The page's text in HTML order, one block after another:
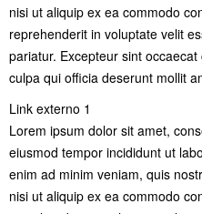
nisi ut aliquip ex ea commodo
reprehenderit in voluptate velit
pariatur. Excepteur sint
culpa qui officia deserunt mollit
Link externo 1
Lorem ipsum dolor sit amet,
eiusmod tempor incididunt ut
enim ad minim veniam, quis
nisi ut aliquip ex ea commodo